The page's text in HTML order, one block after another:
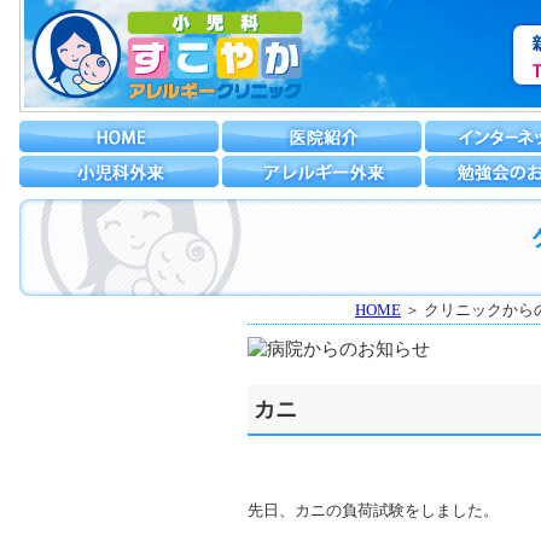
HOME ＞ クリニックか
カニ
先日、カニの負荷試験をしました。